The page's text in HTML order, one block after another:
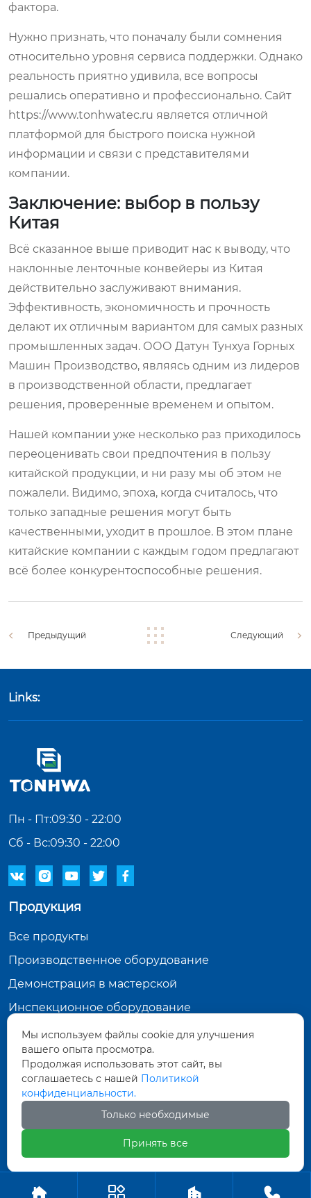
фактора.
Нужно признать, что поначалу были сомнения
относительно уровня сервиса поддержки. Однако
реальность приятно удивила, все вопросы
решались оперативно и профессионально. Сайт
https://www.tonhwatec.ru является отличной
платформой для быстрого поиска нужной
информации и связи с представителями
компании.
Заключение: выбор в пользу
Китая
Всё сказанное выше приводит нас к выводу, что
наклонные ленточные конвейеры из Китая
действительно заслуживают внимания.
Эффективность, экономичность и прочность
делают их отличным вариантом для самых разных
промышленных задач. ООО Датун Тунхуа Горных
Машин Производство, являясь одним из лидеров
в производственной области, предлагает
решения, проверенные временем и опытом.
Нашей компании уже несколько раз приходилось
переоценивать свои предпочтения в пользу
китайской продукции, и ни разу мы об этом не
пожалели. Видимо, эпоха, когда считалось, что
только западные решения могут быть
качественными, уходит в прошлое. В этом плане
китайские компании с каждым годом предлагают
всё более конкурентоспособные решения.
Предыдущий Следующий
Links:
Пн - Пт:09:30 - 22:00
Сб - Вс:09:30 - 22:00
    
Продукция
Все продукты
Производственное оборудование
Демонстрация в мастерской
Инспекционное оборудование
Контактная информация
Тунхуа Группа, промышленный парк по
производству оборудования, город Датун,
провинция Шаньси
571452961@qq.com
+86-18835281156
Машин Производство
   
Мы используем файлы cookie для улучшения
вашего опыта просмотра.
Продолжая использовать этот сайт, вы
соглашаетесь с нашей Политикой
конфиденциальности.
Только необходимые
Принять все